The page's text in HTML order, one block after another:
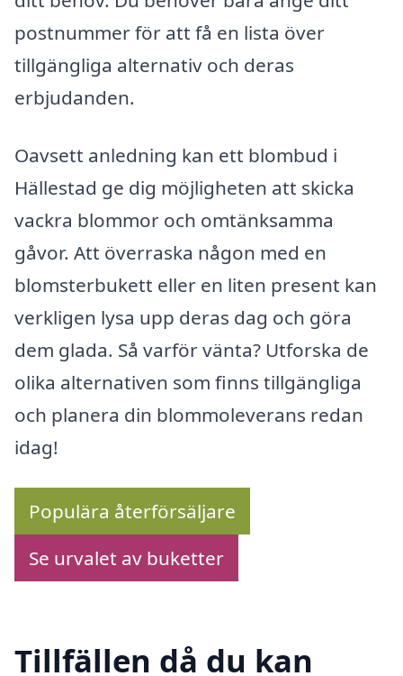
postnummer för att få en lista över
tillgängliga alternativ och deras
erbjudanden.
Oavsett anledning kan ett blombud i
Hällestad ge dig möjligheten att skicka
vackra blommor och omtänksamma
gåvor. Att överraska någon med en
blomsterbukett eller en liten present kan
verkligen lysa upp deras dag och göra
dem glada. Så varför vänta? Utforska de
olika alternativen som finns tillgängliga
och planera din blommoleverans redan
idag!
Populära återförsäljare
Se urvalet av buketter
Tillfällen då du kan